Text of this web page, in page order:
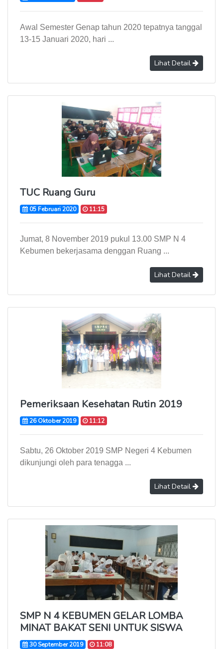
Awal Semester Genap tahun 2020 tepatnya tanggal
13-15 Januari 2020, hari ...
Lihat Detail
TUC Ruang Guru
05 Februari 2020 11:15
Jumat, 8 November 2019 pukul 13.00 SMP N 4
Kebumen bekerjasama denggan Ruang ...
Lihat Detail
Pemeriksaan Kesehatan Rutin 2019
26 Oktober 2019 11:12
Sabtu, 26 Oktober 2019 SMP Negeri 4 Kebumen
dikunjungi oleh para tenagga ...
Lihat Detail
SMP N 4 KEBUMEN GELAR LOMBA
MINAT BAKAT SENI UNTUK SISWA
30 September 2019 11:08